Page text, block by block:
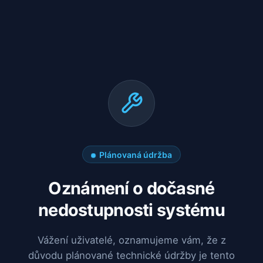
Plánovaná údržba
Oznámení o dočasné
nedostupnosti systému
Vážení uživatelé, oznamujeme vám, že z
důvodu plánované technické údržby je tento